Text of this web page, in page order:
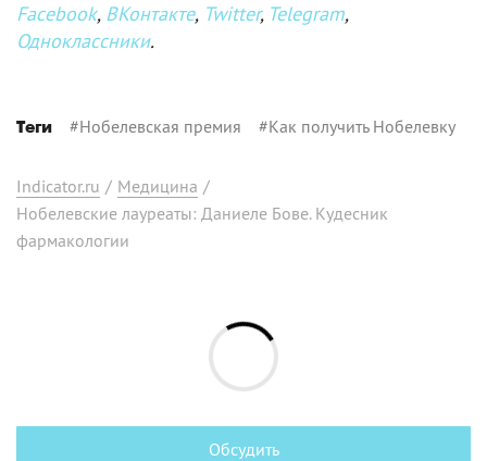
Facebook, ВКонтакте, Twitter, Telegram,
Одноклассники.
Теги #Нобелевская премия #Как получить Нобелевку
Indicator.ru / Медицина /
Нобелевские лауреаты: Даниеле Бове. Кудесник
фармакологии
Обсудить